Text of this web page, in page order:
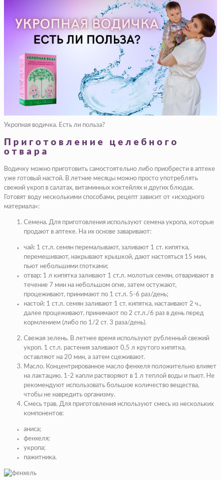
Укропная водичка. Есть ли польза?
Приготовление целебного
отвара
Водичку можно приготовить самостоятельно либо приобрести в аптеке
уже готовый настой. В летние месяцы можно просто употреблять
свежий укроп в салатах, витаминных коктейлях и других блюдах.
Готовят воду несколькими способами, рецепт зависит от «исходного
материала»:
Семена. Для приготовления используют семена укропа, которые
продают в аптеке. На их основе заваривают:
чай: 1 ст.л. семян перемалывают, заливают 1 ст. кипятка,
перемешивают, накрывают крышкой, дают настояться 15 мин,
пьют небольшими глотками;
отвар: 1 л кипятка заливают 1 ст.л. молотых семян, отваривают в
течение 7 мин на небольшом огне, затем остужают,
процеживают, принимают по 1 ст.л. 5-6 раз/день;
настой: 1 ст.л. семян заливают 1 ст. кипятка, настаивают 2 ч.,
далее процеживают, принимают по 2 ст.л./6 раз в день перед
кормлением (либо по 1/2 ст. 3 раза/день).
Свежая зелень. В летнее время используют рубленный свежий
укроп. 1 ст.л. растения заливают 0,5 л крутого кипятка,
оставляют на 20 мин, а затем сцеживают.
Масло. Концентрированное масло фенхеля положительно влияет
на лактацию. 1-2 капли растворяют в 1 л теплой воды и пьют. Не
рекомендуют использовать большое количество вещества,
чтобы не навредить организму.
Смесь трав. Для приготовления используют смесь из нескольких
компонентов:
аниса;
фенхеля;
укропа;
пажитника.